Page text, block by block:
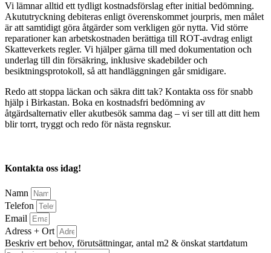
Vi lämnar alltid ett tydligt kostnadsförslag efter initial bedömning.
Akututryckning debiteras enligt överenskommet jourpris, men målet
är att samtidigt göra åtgärder som verkligen gör nytta. Vid större
reparationer kan arbetskostnaden berättiga till ROT‑avdrag enligt
Skatteverkets regler. Vi hjälper gärna till med dokumentation och
underlag till din försäkring, inklusive skadebilder och
besiktningsprotokoll, så att handläggningen går smidigare.
Redo att stoppa läckan och säkra ditt tak? Kontakta oss för snabb
hjälp i Birkastan. Boka en kostnadsfri bedömning av
åtgärdsalternativ eller akutbesök samma dag – vi ser till att ditt hem
blir torrt, tryggt och redo för nästa regnskur.
Kontakta oss idag!
Namn
Telefon
Email
Adress + Ort
Beskriv ert behov, förutsättningar, antal m2 & önskat startdatum